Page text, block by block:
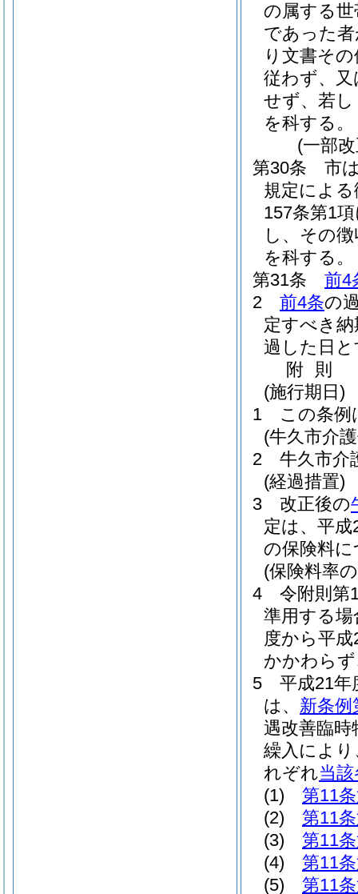
の属する
であった
り文書そ
従わず、
せず、若
を科する。
(一部
第30条
市
規定による
157条第1
し、その
を科する。
第31条
前4
2
前4条の
定すべき
過した日
附 則
(施行期日)
1
この条例
(牛久市介
2
牛久市介
(経過措置)
3
改正後の
定は、平
の保険料
(保険料率
4
令附則第
準用する
度から平
かかわら
5
平成21
は、 新条例
遇改善臨時
繰入により
れぞれ当
(1)
第11
(2)
第11
(3)
第11
(4)
第11
(5)
第11